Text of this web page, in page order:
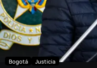
Bogotá Justicia